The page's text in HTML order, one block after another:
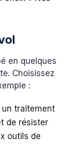
en quelques
Choisissez
:
un traitement
de résister
outils de